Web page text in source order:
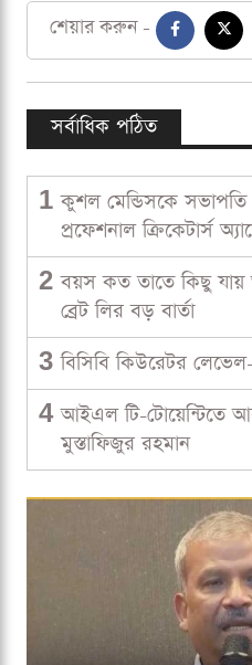
শেয়ার করুন -
সর্বাধিক পঠিত
1 কুশল মেন্ডিসকে সভাপতি
প্রফেশনাল ক্রিকেটার্স
2 বয়স কত তাতে কিছু যায়
ব্রেট লির বড় বার্তা
3 বিসিবি কিউরেটর
4 আইএল টি-টোয়েন্টিতে
মুস্তাফিজুর রহমান